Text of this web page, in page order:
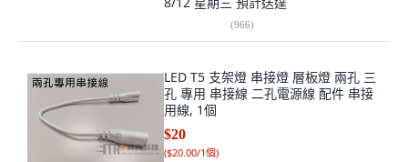
(966)
LED T5 支架燈 串接燈 層板燈 兩孔 三
孔 專用 串接線 二孔電源線 配件 串接
用線, 1個
$20
($20.00/1個)